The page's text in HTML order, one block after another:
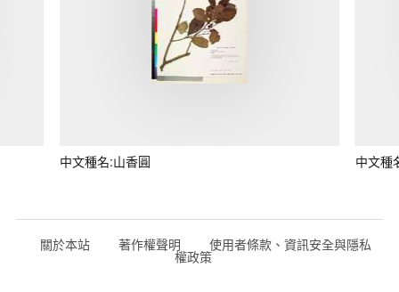
中文種名:山香圓 中文種
關於本站 著作權聲明 使用者條款、資訊安全與隱私
權政策